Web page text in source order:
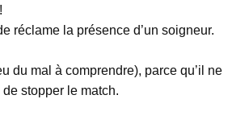
réclame la présence d’un soigneur.
du mal à comprendre), parce qu’il ne
stopper le match.